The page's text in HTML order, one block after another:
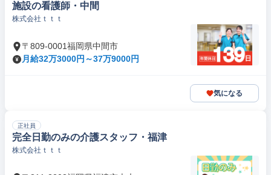
施設の看護師・中間
株式会社ｔｔｔ
〒809-0001福岡県中間市
月給32万3000円～37万9000円
気になる
正社員
完全日勤のみの介護スタッフ・福津
株式会社ｔｔｔ